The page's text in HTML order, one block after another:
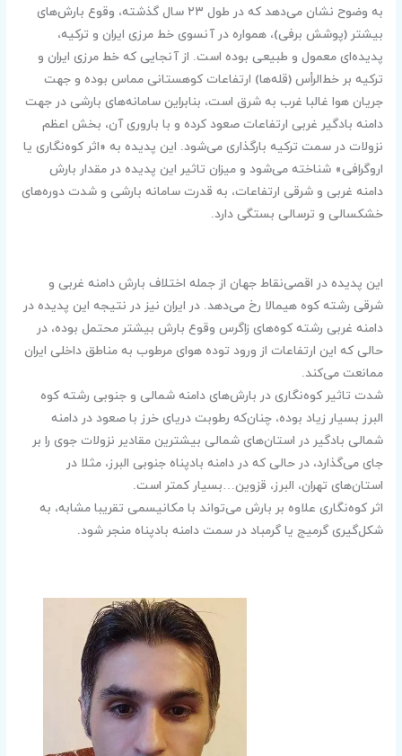
به وضوح نشان می‌دهد که در طول ۲۳ سال گذشته، وقوع بارش‌های
بیشتر (پوشش برفی)، همواره در آنسوی خط مرزی ایران و ترکیه،
پدیده‌ای معمول و طبیعی بوده است. از آنجایی که خط مرزی ایران و
ترکیه بر خط‌الرأس (قله‌ها) ارتفاعات کوهستانی مماس بوده و جهت
جریان هوا غالبا غرب به شرق است، بنابراین سامانه‌های بارشی در جهت
دامنه بادگیر غربی ارتفاعات صعود کرده و با باروری آن، بخش اعظم
نزولات در سمت ترکیه بارگذاری می‌شود. این پدیده به «اثر کوه‌نگاری یا
اروگرافی» شناخته می‌شود و میزان تاثیر این پدیده در مقدار بارش
دامنه غربی و شرقی ارتفاعات، به قدرت سامانه بارشی و شدت دوره‌های
خشکسالی و ترسالی بستگی دارد.
این پدیده در اقصی‌نقاط جهان از جمله اختلاف بارش دامنه غربی و
شرقی رشته کوه هیمالا رخ می‌دهد. در ایران نیز در نتیجه این پدیده در
دامنه غربی رشته کوه‌های زاگرس وقوع بارش بیشتر محتمل بوده، در
حالی که این ارتفاعات از ورود توده هوای مرطوب به مناطق داخلی ایران
ممانعت می‌کند.
شدت تاثیر کوه‌نگاری در بارش‌های دامنه شمالی و جنوبی رشته کوه
البرز بسیار زیاد بوده، چنان‌که رطوبت دریای خرز با صعود در دامنه
شمالی بادگیر در استان‌های شمالی بیشترین مقادیر نزولات جوی را بر
جای می‌گذارد، در حالی که در دامنه بادپناه جنوبی البرز، مثلا در
استان‌های تهران، البرز، قزوین…بسیار کمتر است.
اثر کوه‌نگاری علاوه بر بارش می‌تواند با مکانیسمی تقریبا مشابه، به
شکل‌گیری گرمیج یا گرمباد در سمت دامنه بادپناه منجر شود.